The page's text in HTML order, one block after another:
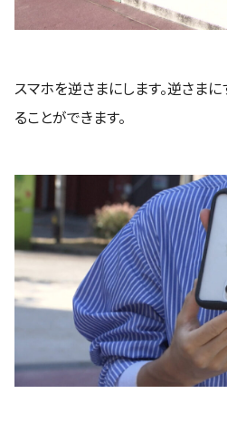
スマホを逆さまにします。逆さま
ることができます。